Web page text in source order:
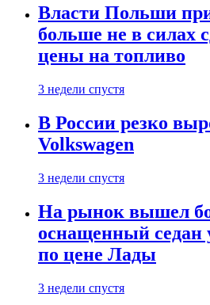
Власти Польши
больше не в силах
цены на топливо
3 недели спустя
В России резко
Volkswagen
3 недели спустя
На рынок вышел
оснащенный седан
по цене Лады
3 недели спустя